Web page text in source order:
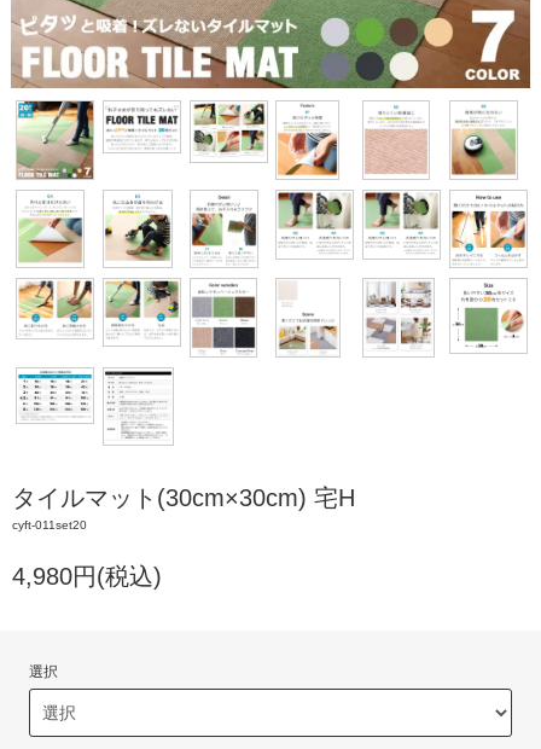
タイルマット(30cm×30cm) 宅H
cyft-011set20
4,980円(税込)
選択